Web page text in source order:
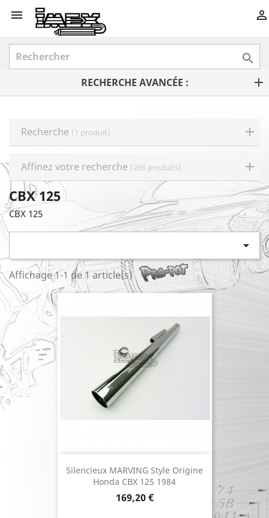
 

RECHERCHE AVANCÉE :
Recherche (1 produit)
Affinez votre recherche (266 produits)
CBX 125
CBX 125

Affichage 1-1 de 1 article(s)
Silencieux MARVING Style Origine
Honda CBX 125 1984
Prix
169,20 €